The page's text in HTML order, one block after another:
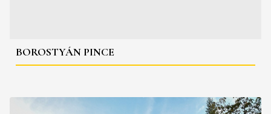
BOROSTYÁN PINCE